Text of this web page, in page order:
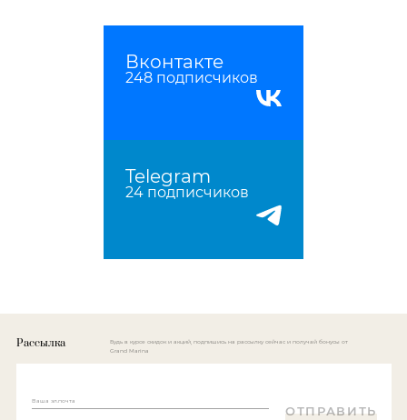
Вконтакте
248 подписчиков
Telegram
24 подписчиков
Рассылка
Будь в курсе скидок и акций, подпишись на рассылку сейчас и получай бонусы от
Grand Marina
Ваша эл.почта
ОТПРАВИТЬ